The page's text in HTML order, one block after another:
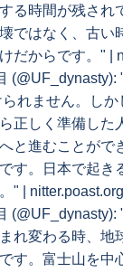
る時間が残され
ではなく、古い
だからです。" |
れません。しか
正しく準備した
と進むことがで
す。日本で起き
" | nitter.poast.org
れ変わる時、地
す。富士山を中